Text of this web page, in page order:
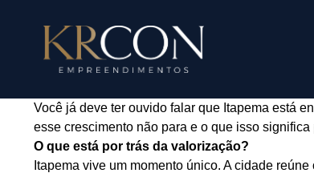
Você já deve ter ouvido falar que Itapema está
esse crescimento não para e o que isso
O que está por trás da valorização?
Itapema vive um momento único. A cidade